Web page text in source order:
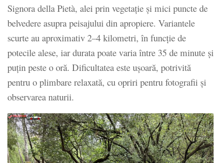
Signora della Pietà, alei prin vegetație și mici puncte de
belvedere asupra peisajului din apropiere. Variantele
scurte au aproximativ 2–4 kilometri, în funcție de
potecile alese, iar durata poate varia între 35 de minute și
puțin peste o oră. Dificultatea este ușoară, potrivită
pentru o plimbare relaxată, cu opriri pentru fotografii și
observarea naturii.